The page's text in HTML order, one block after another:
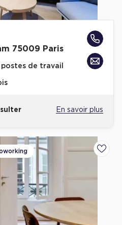
75009 Paris
de travail
En savoir plus